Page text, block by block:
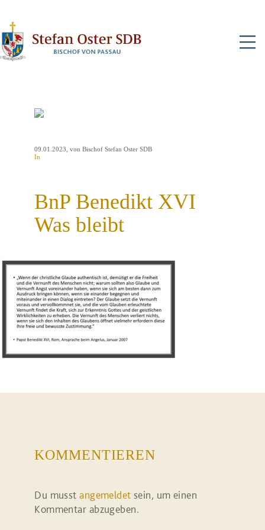
09.01.2023 , von Bischof Stefan Oster SDB
In
BnP Benedikt XVI
Was bleibt
KOMMENTIEREN
Du musstangemeldet sein, um einen
Kommentar abzugeben.